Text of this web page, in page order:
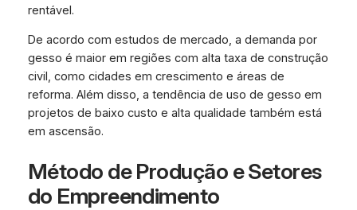
rentável.
De acordo com estudos de mercado, a demanda por
gesso é maior em regiões com alta taxa de construção
civil, como cidades em crescimento e áreas de
reforma. Além disso, a tendência de uso de gesso em
projetos de baixo custo e alta qualidade também está
em ascensão.
Método de Produção e Setores
do Empreendimento